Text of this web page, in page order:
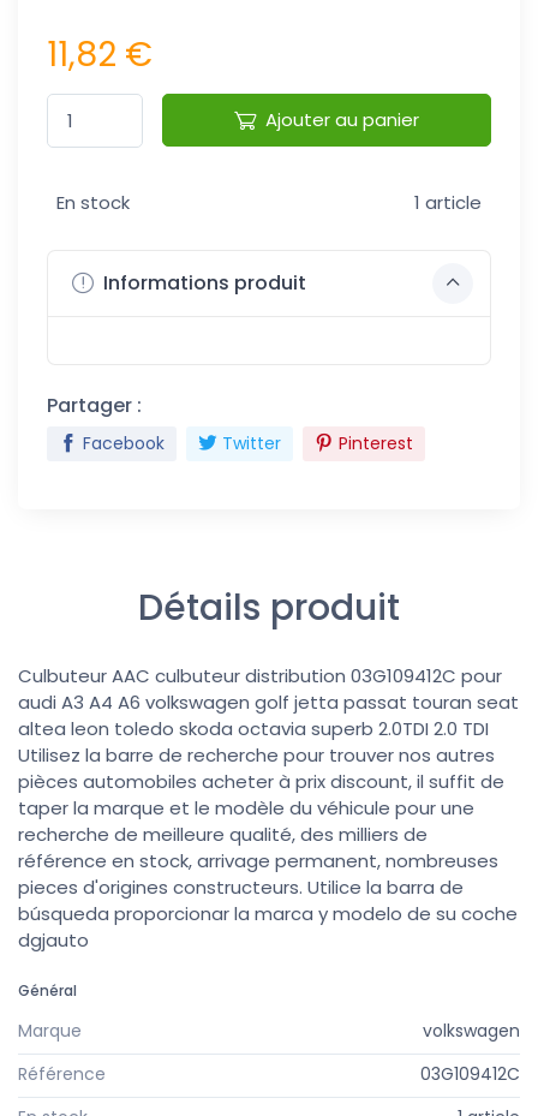
11,82 €
Ajouter au panier
En stock 1 article
Informations produit
Partager :
Facebook Twitter Pinterest
Détails produit
Culbuteur AAC culbuteur distribution 03G109412C pour
audi A3 A4 A6 volkswagen golf jetta passat touran seat
altea leon toledo skoda octavia superb 2.0TDI 2.0 TDI
Utilisez la barre de recherche pour trouver nos autres
pièces automobiles acheter à prix discount, il suffit de
taper la marque et le modèle du véhicule pour une
recherche de meilleure qualité, des milliers de
référence en stock, arrivage permanent, nombreuses
pieces d'origines constructeurs. Utilice la barra de
búsqueda proporcionar la marca y modelo de su coche
dgjauto
Général
Marque
volkswagen
Référence
03G109412C